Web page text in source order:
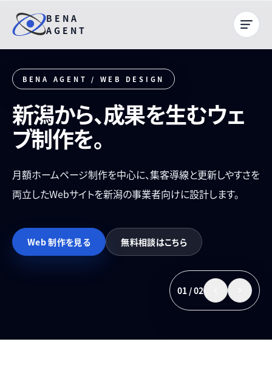
BENA
AGENT
BENA AGENT / WEB DESIGN
新潟から、成果を生むウェ
ブ制作を。
月額ホームページ制作を中心に、集客導線と更新しやすさを
両立したWebサイトを新潟の事業者向けに設計します。
Web 制作を見る 無料相談はこちら
01 / 02